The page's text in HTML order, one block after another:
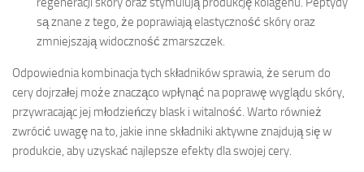
są znane z tego, że poprawiają elastyczność skóry oraz
zmniejszają widoczność zmarszczek.
Odpowiednia kombinacja tych składników sprawia, że serum do
cery dojrzałej może znacząco wpłynąć na poprawę wyglądu skóry,
przywracając jej młodzieńczy blask i witalność. Warto również
zwrócić uwagę na to, jakie inne składniki aktywne znajdują się w
produkcie, aby uzyskać najlepsze efekty dla swojej cery.